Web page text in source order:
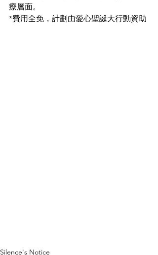
療層面。
*費用全免，計劃由愛心聖誕大行動資助
Silence's Notice